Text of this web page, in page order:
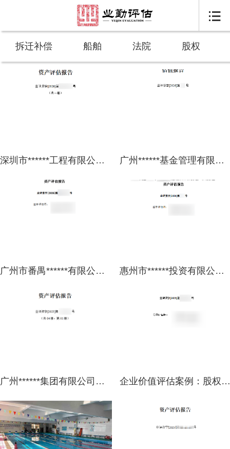

拆迁补偿 船舶 法院 股权
深圳市******工程有限公司拟收购股权涉及广东******建设工程有限公司股东全部权益价值的资产评估报告 广州******基金管理有限公司及其指定的关联方拟投资涉及******科技有限公司股东全部权益价值的估值报告
广州市番禺******有限公司拟公开出租涉及的位于广州市番禺区**街****路**号**幢**铺等2处可出租面积合计为**㎡的商业、工业用途房地产首年月租金市场价值资产评估报告 惠州市******投资有限公司拟资产划转涉及位于博罗县**镇**大道**号****花园的288处房地产市场价值资产评估报告
广州******集团有限公司拟股权收购涉及广州******投资有限公司的股东全部权益价值的资产评估报告 企业价值评估案例：股权转让股东全部权益价值评估